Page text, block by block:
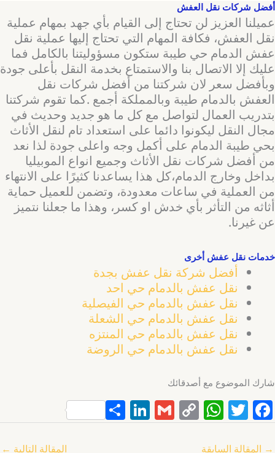
أفضل شركات نقل العفش
عميلنا العزيز لن تحتاج إلى القيام بأي جهد بمهام عملية
نقل العفش، فكافة المهام التي تحتاج إليها عملية نقل
عفش الدمام حي طيبة ستكون مسؤوليتنا بالكامل فما
عليك إلا الاتصال بنا والاستمتاع بخدمة النقل بأعلى جودة
وبأفضل سعر لان شركتنا من أفضل شركات نقل
العفش بالدمام طيبة وبالمملكة أجمع .كما تقوم شركتنا
بتدريب العمال لتواصل مع كل ما هو جديد وحديث في
مجال النقل ليكونوا دائما على استعداد تام لنقل الأثاث
بحي طيبة الدمام على أكمل وجه واعلى جودة لذا نعد
من أفضل شركات نقل الأثاث وجميع انواع الموبيليا
بداخل وخارج الدمام،كل هذا يساعدنا كثيرًا على الانتهاء
من العملية في ساعات معدودة، وتضمن للعميل حماية
أثاثه من التأثر بأي خدش او كسر، وهذا ما جعلنا نتميز
عن غيرنا.
خدمات نقل عفش أخرى
أفضل شركة نقل عفش بجدة
نقل عفش بالدمام حي احد
نقل عفش بالدمام حي الفيصلية
نقل عفش بالدمام حي الشعلة
نقل عفش بالدمام حي المنتزه
نقل عفش بالدمام حي الروضة
شارك الموضوع مع أصدقائك
F
a
T
w
W
h
C
o
G
m
Li
n
S
h
→ المقالة السابقة المقالة التالية ←